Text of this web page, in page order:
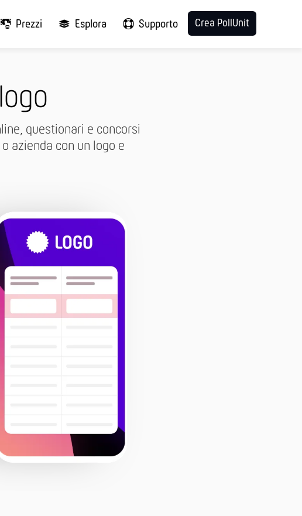
Prezzi Esplora Supporto Crea PollUnit
questionari e concorsi
azienda con un logo e